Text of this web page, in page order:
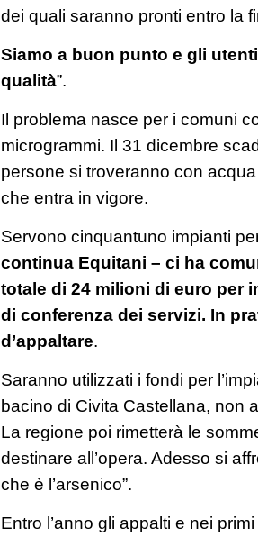
dei quali saranno pronti entro la
Siamo a buon punto e gli
qualità”.
Il problema nasce per i comuni
microgrammi. Il 31 dicembre
persone si troveranno con
che entra in vigore.
Servono cinquantuno impianti
continua Equitani – ci ha
totale di 24 milioni di euro per
di conferenza dei servizi. In
d’appaltare.
Saranno utilizzati i fondi per
bacino di Civita Castellana, non
La regione poi rimetterà le
destinare all’opera. Adesso si
che è l’arsenico”.
Entro l’anno gli appalti e nei